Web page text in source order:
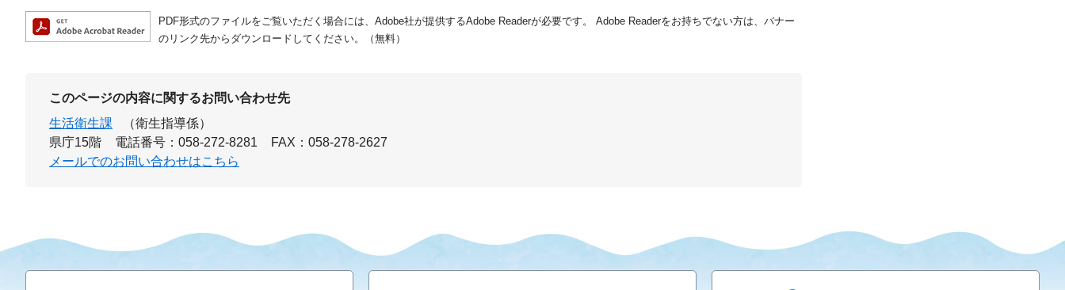
PDF形式のファイルをご覧いただく場合には、Adobe社が提供するAdobe Readerが必要です。
Adobe Readerをお持ちでない方は、バナー
のリンク先からダウンロードしてください。（無料）
このページの内容に関するお問い合わせ先
生活衛生課
（衛生指導係）
県庁15階
電話番号：058-272-8281
FAX：058-278-2627
メールでのお問い合わせはこちら